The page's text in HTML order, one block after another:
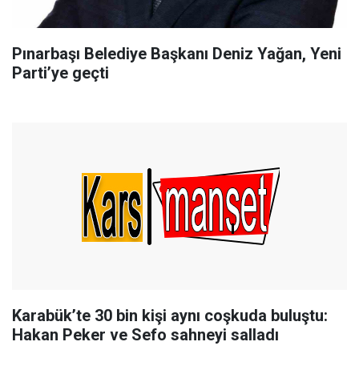
Pınarbaşı Belediye Başkanı Deniz Yağan, Yeni
Parti’ye geçti
Karabük’te 30 bin kişi aynı coşkuda buluştu:
Hakan Peker ve Sefo sahneyi salladı